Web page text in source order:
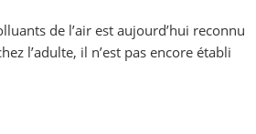
de l’air est aujourd’hui reconnu
l’adulte, il n’est pas encore établi